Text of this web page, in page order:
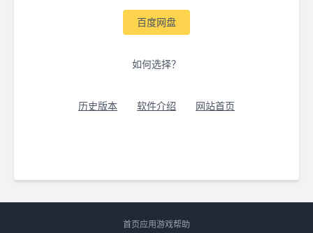
百度网盘
如何选择？
历史版本 软件介绍 网站首页
首页应用游戏帮助